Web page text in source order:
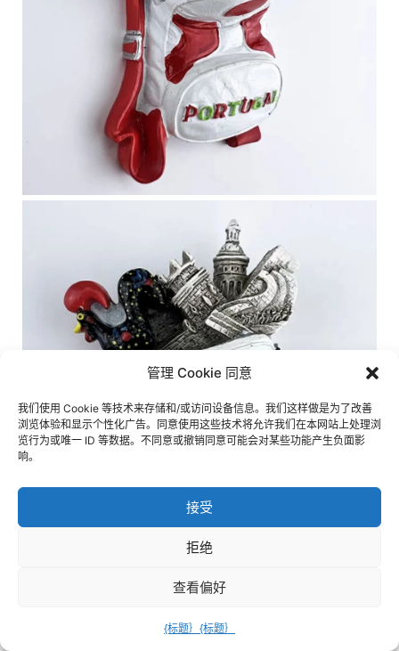
管理 Cookie 同意
我们使用 Cookie 等技术来存储和/或访问设备信息。我们这样做是为了改善
浏览体验和显示个性化广告。同意使用这些技术将允许我们在本网站上处理浏
览行为或唯一 ID 等数据。不同意或撤销同意可能会对某些功能产生负面影
响。
接受
拒绝
查看偏好
{标题｝ {标题｝